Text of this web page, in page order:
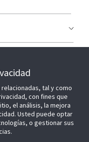
tal y como
con fines que
el análisis, la mejora
Usted puede optar
o gestionar sus